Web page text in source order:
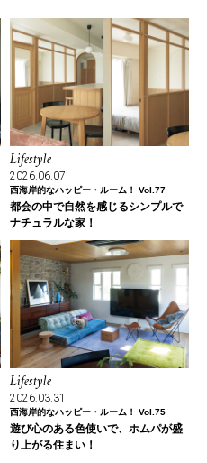
Lifestyle
2026.06.07
西海岸的なハッピー・ルーム！ Vol.77
都会の中で自然を感じるシンプルで
ナチュラルな家！
Lifestyle
2026.03.31
西海岸的なハッピー・ルーム！ Vol.75
遊び心のある色使いで、ホムパが盛
り上がる住まい！